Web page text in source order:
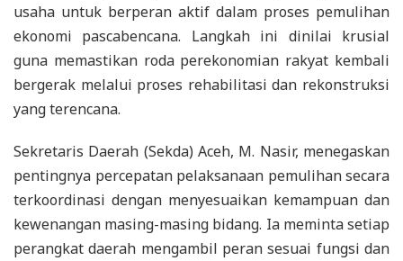
usaha untuk berperan aktif dalam proses pemulihan
ekonomi pascabencana. Langkah ini dinilai krusial
guna memastikan roda perekonomian rakyat kembali
bergerak melalui proses rehabilitasi dan rekonstruksi
yang terencana.
Sekretaris Daerah (Sekda) Aceh, M. Nasir, menegaskan
pentingnya percepatan pelaksanaan pemulihan secara
terkoordinasi dengan menyesuaikan kemampuan dan
kewenangan masing-masing bidang. Ia meminta setiap
perangkat daerah mengambil peran sesuai fungsi dan